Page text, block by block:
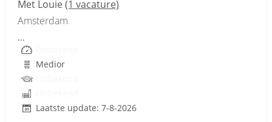
Met Louie(1 vacature)
Amsterdam
...
Medior
Laatste update: 7-8-2026